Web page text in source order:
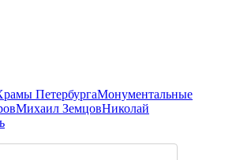
ПетербургаМонументальные
Михаил ЗемцовНиколай